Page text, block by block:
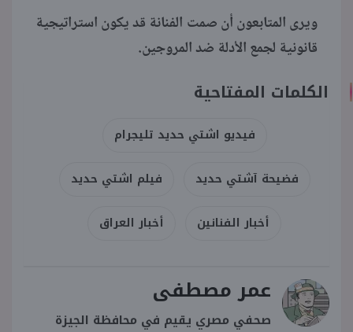
ويرى المتابعون أن صمت الفنانة قد يكون استراتيجية
قانونية لجمع الأدلة ضد المروجين.
الكلمات المفتاحية
فيديو اشتي حديد تليجرام
فضيحة آشتي حديد فيلم اشتي حديد
أخبار الفنانين أخبار العراق
عمر مصطفى
صحفي مصري يقيم في محافظة الجيزة